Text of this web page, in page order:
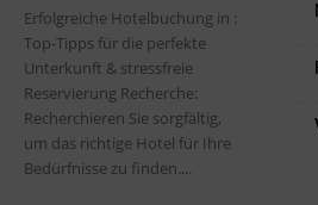
Erfolgreiche Hotelbuchung in :
Top-Tipps für die perfekte
Unterkunft & stressfreie
Reservierung Recherche:
Recherchieren Sie sorgfältig,
um das richtige Hotel für Ihre
Bedürfnisse zu finden....